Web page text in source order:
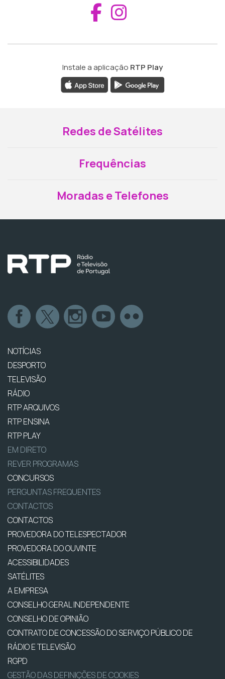
Aceder ao
Instale a aplicação RTP Play
Redes de Satélites
Frequências
Moradas e Telefones
NOTÍCIAS
DESPORTO
TELEVISÃO
RÁDIO
RTP ARQUIVOS
RTP ENSINA
RTP PLAY
EM DIRETO
REVER PROGRAMAS
CONCURSOS
PERGUNTAS FREQUENTES
CONTACTOS
CONTACTOS
PROVEDORA DO TELESPECTADOR
PROVEDORA DO OUVINTE
ACESSIBILIDADES
SATÉLITES
A EMPRESA
CONSELHO GERAL INDEPENDENTE
CONSELHO DE OPINIÃO
CONTRATO DE CONCESSÃO DO SERVIÇO PÚBLICO DE
RÁDIO E TELEVISÃO
RGPD
GESTÃO DAS DEFINIÇÕES DE COOKIES